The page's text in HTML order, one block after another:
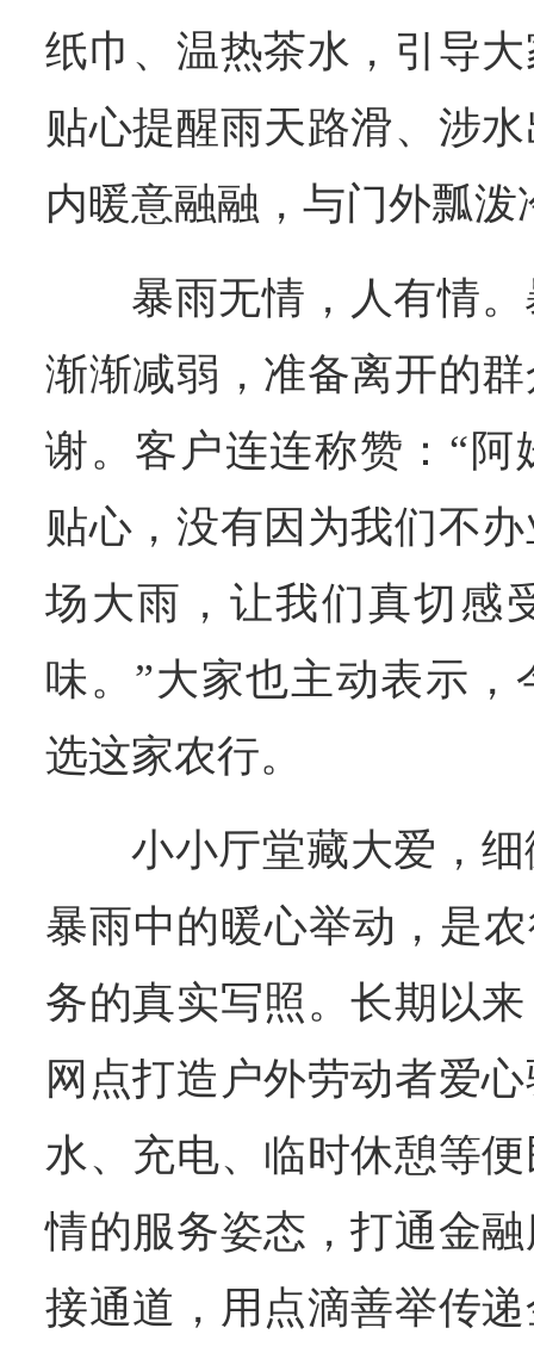
纸巾、温热茶水，引导
贴心提醒雨天路滑、涉
内暖意融融，与门外瓢
暴雨无情，人有情
渐渐减弱，准备离开的
谢。客户连连称赞：“
贴心，没有因为我们不
场大雨，让我们真切感
味。”大家也主动表示
选这家农行。
小小厅堂藏大爱，
暴雨中的暖心举动，是
务的真实写照。长期以
网点打造户外劳动者爱
水、充电、临时休憩等
情的服务姿态，打通金
接通道，用点滴善举传